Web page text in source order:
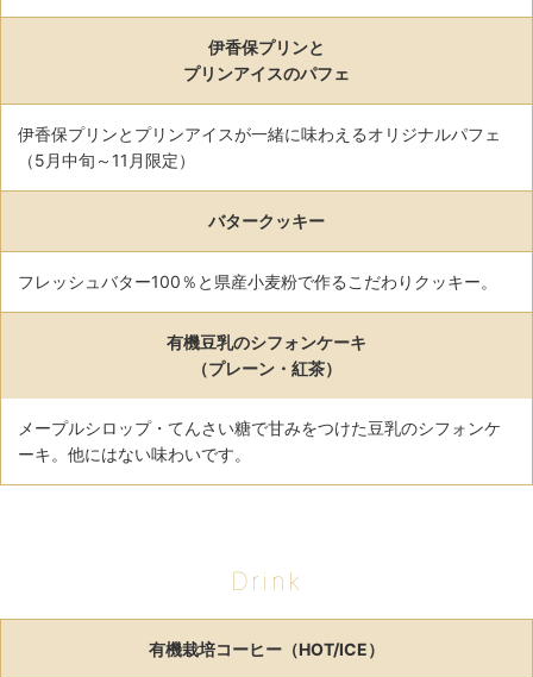
伊香保プリンと
プリンアイスのパフェ
伊香保プリンとプリンアイスが一緒に味わえるオリジナルパフェ
（5月中旬～11月限定）
バタークッキー
フレッシュバター100％と県産小麦粉で作るこだわりクッキー。
有機豆乳のシフォンケーキ
（プレーン・紅茶）
メープルシロップ・てんさい糖で甘みをつけた豆乳のシフォンケ
ーキ。他にはない味わいです。
Drink
有機栽培コーヒー（HOT/ICE）